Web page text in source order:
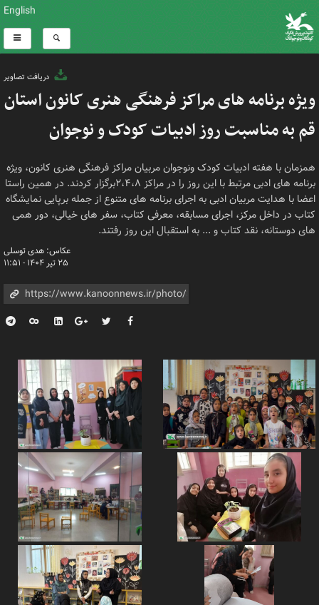
English
دریافت تصاویر
ویژه برنامه های مراکز فرهنگی هنری کانون استان
قم به مناسبت روز ادبیات کودک و نوجوان
همزمان با هفته ادبیات کودک ونوجوان مربیان مراکز فرهنگی هنری کانون، ویژه
برنامه های ادبی مرتبط با این روز را در مراکز ۲،۴،۸برگزار کردند. در همین راستا
اعضا با هدایت مربیان ادبی به اجرای برنامه های متنوع از جمله برپایی نمایشگاه
کتاب در داخل مرکز، اجرای مسابقه، معرفی کتاب، سفر های خیالی، دور همی
های دوستانه، نقد کتاب و ... به استقبال این روز رفتند.
عکاس: هدی توسلی
۲۵ تیر ۱۴۰۴ - ۱۱:۵۱